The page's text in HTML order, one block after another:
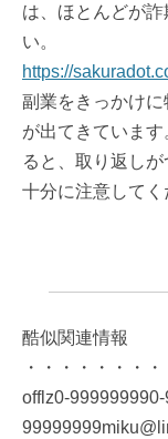
は、ほとんどが
い。
https://
副業をきっかけ
が出てきていま
ると、取り返し
十分に注意してく
酷似関連情報
・・・・・・・・
offlz0-